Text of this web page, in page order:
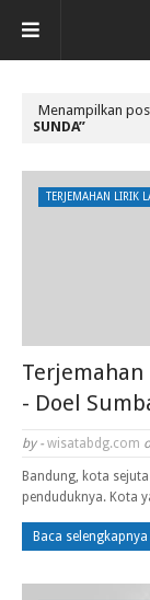
Menampilkan
SUNDA
TERJEMAHAN LIRIK
Terjemahan
- Doel
by - wisatabdg.com
Bandung, kota
penduduknya. Kota
Baca selengkapnya